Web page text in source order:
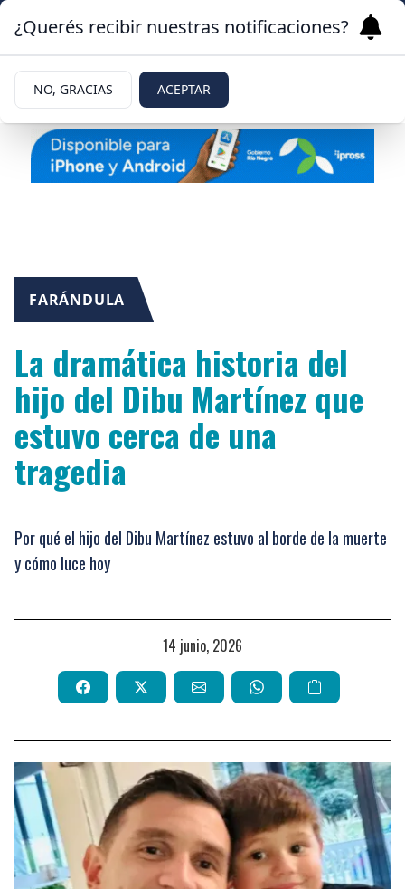
FARÁNDULA
La dramática historia del
hijo del Dibu Martínez que
estuvo cerca de una
tragedia
Por qué el hijo del Dibu Martínez estuvo al borde de la muerte
y cómo luce hoy
14 junio, 2026
¿Querés recibir nuestras notificaciones?
NO, GRACIAS ACEPTAR